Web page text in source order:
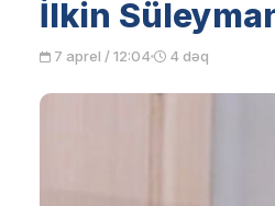
İlkin
7 aprel / 12:04 4 dəq